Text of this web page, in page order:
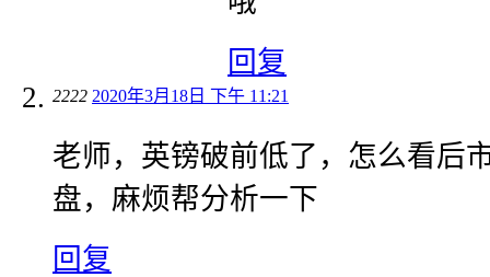
回复
2222 2020年3月18日 下午 11:21
老师，英镑破前低了，怎么看后
盘，麻烦帮分析一下
回复